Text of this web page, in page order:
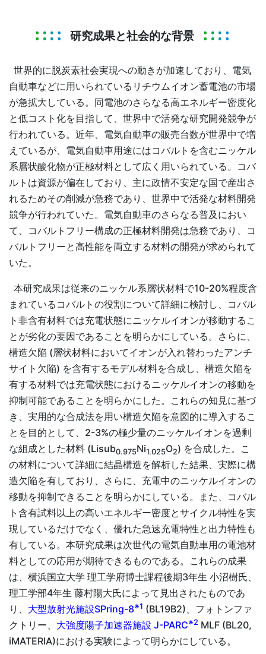
研究成果と社会的な背景
世界的に脱炭素社会実現への動きが加速しており、電気
自動車などに用いられているリチウムイオン蓄電池の市場
が急拡大している。同電池のさらなる高エネルギー密度化
と低コスト化を目指して、世界中で活発な研究開発競争が
行われている。近年、電気自動車の販売台数が世界中で増
えているが、電気自動車用途にはコバルトを含むニッケル
系層状酸化物が正極材料として広く用いられている。コバ
ルトは資源が偏在しており、主に政情不安定な国で産出さ
れるためその削減が急務であり、世界中で活発な材料開発
競争が行われていた。電気自動車のさらなる普及におい
て、コバルトフリー構成の正極材料開発は急務であり、コ
バルトフリーと高性能を両立する材料の開発が求められて
いた。
本研究成果は従来のニッケル系層状材料で10-20%程度含
まれているコバルトの役割について詳細に検討し、コバル
ト非含有材料では充電状態にニッケルイオンが移動するこ
とが劣化の要因であることを明らかにしている。さらに、
構造欠陥 (層状材料においてイオンが入れ替わったアンチ
サイト欠陥) を含有するモデル材料を合成し、構造欠陥を
有する材料では充電状態におけるニッケルイオンの移動を
抑制可能であることを明らかにした。これらの知見に基づ
き、実用的な合成法を用い構造欠陥を意図的に導入するこ
とを目的として、2-3%の極少量のニッケルイオンを過剰
な組成とした材料 (Lisub0.975Ni1.025O2) を合成した。こ
の材料について詳細に結晶構造を解析した結果、実際に構
造欠陥を有しており、さらに、充電中のニッケルイオンの
移動を抑制できることを明らかにしている。また、コバル
ト含有試料以上の高いエネルギー密度とサイクル特性を実
現しているだけでなく、優れた急速充電特性と出力特性も
有している。本研究成果は次世代の電気自動車用の電池材
料としての応用が期待できるものである。これらの成果
は、横浜国立大学 理工学府博士課程後期3年生 小沼樹氏、
理工学部4年生 藤村陽大氏によって見出されたものであ
り、 大型放射光施設SPring-8※1 (BL19B2)、フォトンファ
クトリー、 大強度陽子加速器施設 J-PARC※2 MLF (BL20,
iMATERIA)における実験によって明らかにしている。